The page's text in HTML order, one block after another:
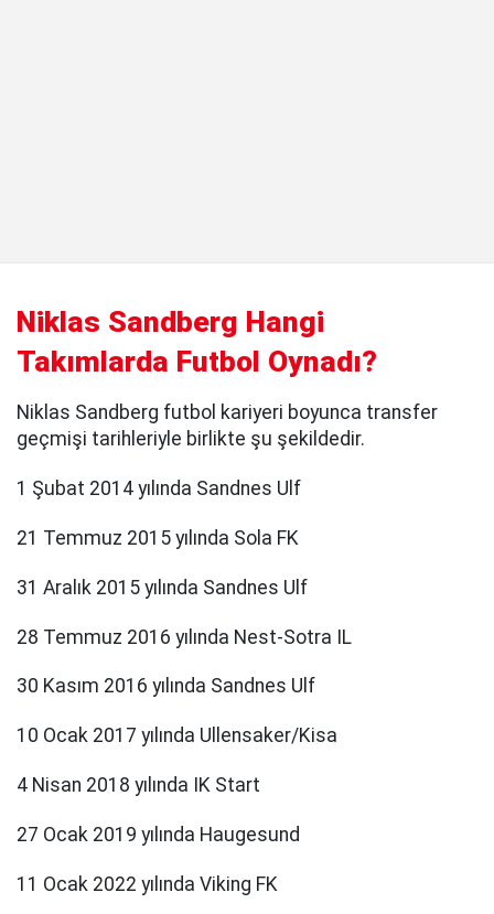
Niklas Sandberg Hangi
Takımlarda Futbol Oynadı?
Niklas Sandberg futbol kariyeri boyunca transfer
geçmişi tarihleriyle birlikte şu şekildedir.
1 Şubat 2014 yılında Sandnes Ulf
21 Temmuz 2015 yılında Sola FK
31 Aralık 2015 yılında Sandnes Ulf
28 Temmuz 2016 yılında Nest-Sotra IL
30 Kasım 2016 yılında Sandnes Ulf
10 Ocak 2017 yılında Ullensaker/Kisa
4 Nisan 2018 yılında IK Start
27 Ocak 2019 yılında Haugesund
11 Ocak 2022 yılında Viking FK